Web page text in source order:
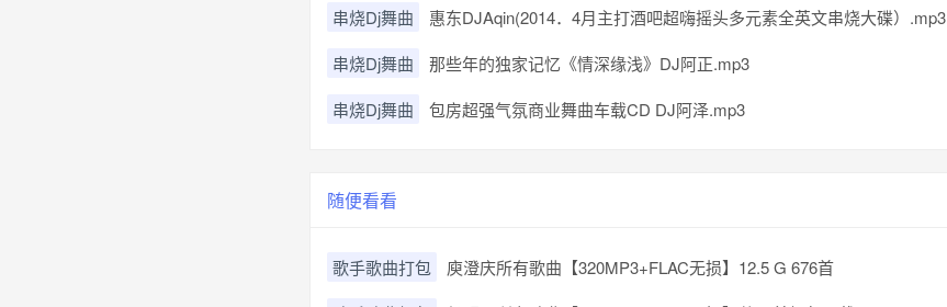
串烧Dj舞曲 惠东DJAqin(2014．4月主打酒吧超嗨摇头多元素全英文串烧大碟）.mp3
串烧Dj舞曲 那些年的独家记忆《情深缘浅》DJ阿正.mp3
串烧Dj舞曲 包房超强气氛商业舞曲车载CD DJ阿泽.mp3
随便看看
歌手歌曲打包
庾澄庆所有歌曲【320MP3+FLAC无损】12.5 G 676首